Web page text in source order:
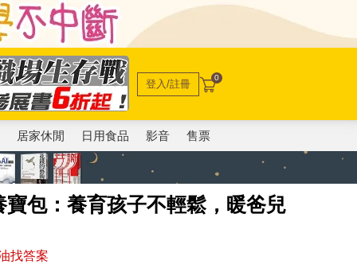
登入/註冊 0
居家休閒 日用食品 影音 售票
包：養育孩子不輕鬆，暖爸兒
找答案